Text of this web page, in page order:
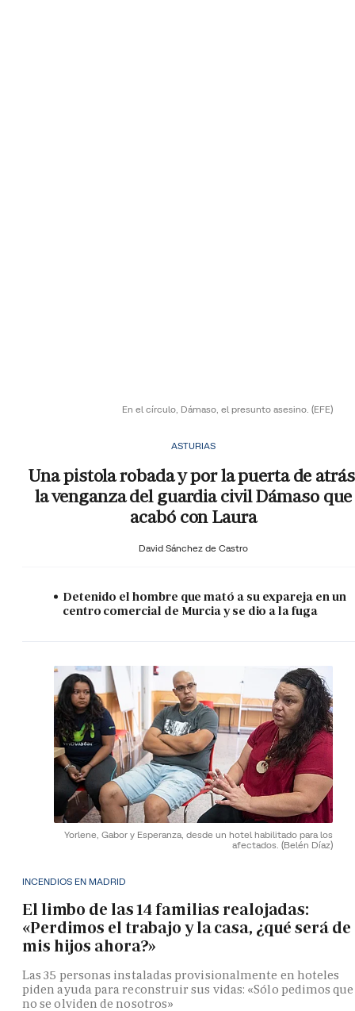
En el círculo, Dámaso, el presunto asesino. (EFE)
ASTURIAS
Una pistola robada y por la puerta de
la venganza del guardia civil Dámaso que
acabó con Laura
David Sánchez de Castro
Detenido el hombre que mató a su expareja en un
centro comercial de Murcia y se dio a la fuga
Yorlene, Gabor y Esperanza, desde un hotel habilitado para los
afectados. (Belén Díaz)
INCENDIOS EN MADRID
El limbo de las 14 familias realojadas:
«Perdimos el trabajo y la casa, ¿qué será de
mis hijos ahora?»
Las 35 personas instaladas provisionalmente en hoteles
piden ayuda para reconstruir sus vidas: «Sólo pedimos que
no se olviden de nosotros»